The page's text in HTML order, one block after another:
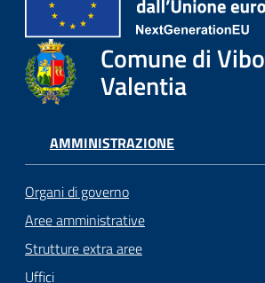
argomenti...
Seguici
Comune di Vibo
Valentia
AMMINISTRAZIONE
Organi di governo
Aree amministrative
Strutture extra aree
Uffici